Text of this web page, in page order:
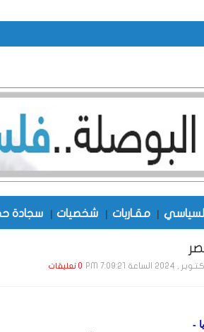
| مقـاربات | شخصيات | سجادة
0 تعليقات
-